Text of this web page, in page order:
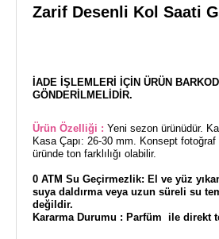
Zarif Desenli Kol Saati
İADE İŞLEMLERİ İÇİN ÜRÜN
GÖNDERİLMELİDİR.
Ürün Özelliği : Yeni sezon ürünüdür.
Kasa Çapı: 26-30 mm. Konsept fotoğraf
üründe ton farklılığı olabilir.
0 ATM Su Geçirmezlik: El ve yüz
suya daldırma veya uzun süreli su
değildir.
Kararma Durumu : Parfüm ile direkt